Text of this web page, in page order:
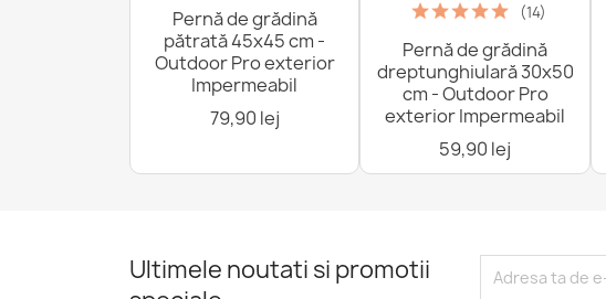
Pernă de grădină
pătrată 45x45 cm -
Outdoor Pro exterior
Impermeabil
79,90 lej
(14)
Pernă de grădină
dreptunghiulară 30x50
cm - Outdoor Pro
exterior Impermeabil
59,90 lej
Ultimele noutati si promotii